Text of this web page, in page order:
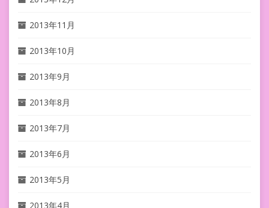
2013年11月
2013年10月
2013年9月
2013年8月
2013年7月
2013年6月
2013年5月
2013年4月